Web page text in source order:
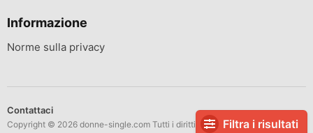
Filtra i risultati
Informazione
Norme sulla privacy
Contattaci
Copyright © 2026 donne-single.com Tutti i diritti riservati.